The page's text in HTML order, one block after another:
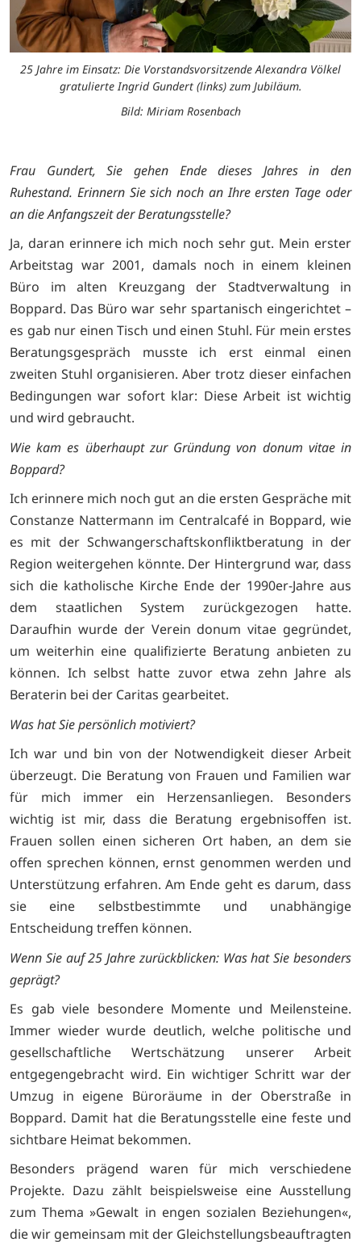
25 Jahre im Einsatz: Die Vorstandsvorsitzende Alexandra Völkel
gratulierte Ingrid Gundert (links) zum Jubiläum.
Bild: Miriam Rosenbach
Frau Gundert, Sie gehen Ende dieses Jahres in den
Ruhestand. Erinnern Sie sich noch an Ihre ersten Tage oder
an die Anfangszeit der Beratungsstelle?
Ja, daran erinnere ich mich noch sehr gut. Mein erster
Arbeitstag war 2001, damals noch in einem kleinen
Büro im alten Kreuzgang der Stadtverwaltung in
Boppard. Das Büro war sehr spartanisch eingerichtet –
es gab nur einen Tisch und einen Stuhl. Für mein erstes
Beratungsgespräch musste ich erst einmal einen
zweiten Stuhl organisieren. Aber trotz dieser einfachen
Bedingungen war sofort klar: Diese Arbeit ist wichtig
und wird gebraucht.
Wie kam es überhaupt zur Gründung von donum vitae in
Boppard?
Ich erinnere mich noch gut an die ersten Gespräche mit
Constanze Nattermann im Centralcafé in Boppard, wie
es mit der Schwangerschaftskonfliktberatung in der
Region weitergehen könnte. Der Hintergrund war, dass
sich die katholische Kirche Ende der 1990er-Jahre aus
dem staatlichen System zurückgezogen hatte.
Daraufhin wurde der Verein donum vitae gegründet,
um weiterhin eine qualifizierte Beratung anbieten zu
können. Ich selbst hatte zuvor etwa zehn Jahre als
Beraterin bei der Caritas gearbeitet.
Was hat Sie persönlich motiviert?
Ich war und bin von der Notwendigkeit dieser Arbeit
überzeugt. Die Beratung von Frauen und Familien war
für mich immer ein Herzensanliegen. Besonders
wichtig ist mir, dass die Beratung ergebnisoffen ist.
Frauen sollen einen sicheren Ort haben, an dem sie
offen sprechen können, ernst genommen werden und
Unterstützung erfahren. Am Ende geht es darum, dass
sie eine selbstbestimmte und unabhängige
Entscheidung treffen können.
Wenn Sie auf 25 Jahre zurückblicken: Was hat Sie besonders
geprägt?
Es gab viele besondere Momente und Meilensteine.
Immer wieder wurde deutlich, welche politische und
gesellschaftliche Wertschätzung unserer Arbeit
entgegengebracht wird. Ein wichtiger Schritt war der
Umzug in eigene Büroräume in der Oberstraße in
Boppard. Damit hat die Beratungsstelle eine feste und
sichtbare Heimat bekommen.
Besonders prägend waren für mich verschiedene
Projekte. Dazu zählt beispielsweise eine Ausstellung
zum Thema »Gewalt in engen sozialen Beziehungen«,
die wir gemeinsam mit der Gleichstellungsbeauftragten